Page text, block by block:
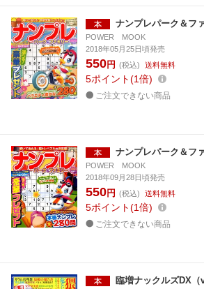
ナンプレパーク＆フ
POWER MOOK
2018年05月25日頃発売
550円 (税込) 送料無料
5ポイント 1倍
ご注文できない商品
ナンプレパーク＆フ
POWER MOOK
2018年09月28日頃発売
550円 (税込) 送料無料
5ポイント 1倍
ご注文できない商品
臨増ナックルズDX（